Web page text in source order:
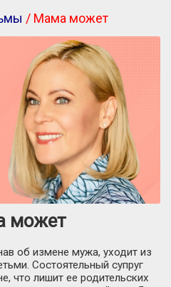
/ Мама может
может
об измене мужа, уходит из
Состоятельный супруг
что лишит ее родительских